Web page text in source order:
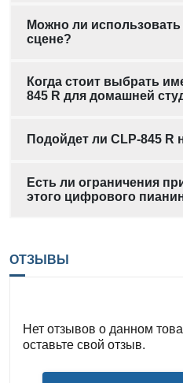
Можно ли использовать
сцене?
Когда стоит выбрать
845 R для домашней
Подойдет ли CLP-845 R
Есть ли ограничения
этого цифрового
ОТЗЫВЫ
Нет отзывов о данном
оставьте свой отзыв.